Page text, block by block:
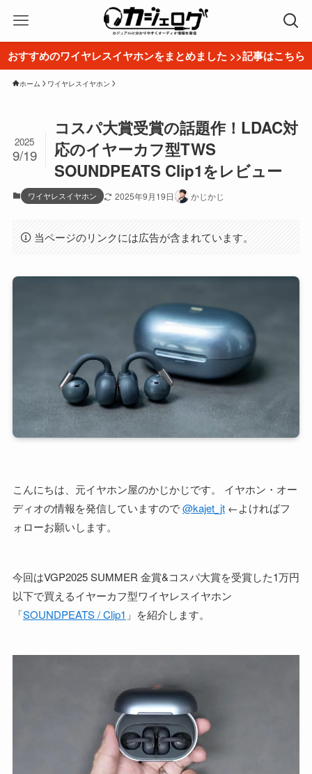
おすすめのワイヤレスイヤホンをまとめました >>記事はこちら
ホーム ワイヤレスイヤホン
コスパ大賞受賞の話題作！LDAC対
応のイヤーカフ型TWS
SOUNDPEATS Clip1をレビュー
2025
9/19
ワイヤレスイヤホン 2025年9月19日 かじかじ
当ページのリンクには広告が含まれています。
こんにちは、元イヤホン屋のかじかじです。 イヤホン・オー
ディオの情報を発信していますので@kajet_jt←よければフ
ォローお願いします。
今回はVGP2025 SUMMER 金賞&コスパ大賞を受賞した1万円
以下で買えるイヤーカフ型ワイヤレスイヤホン
「SOUNDPEATS / Clip1 」を紹介します。